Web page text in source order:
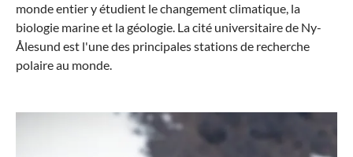
monde entier y étudient le changement climatique, la
biologie marine et la géologie. La cité universitaire de Ny-
Ålesund est l'une des principales stations de recherche
polaire au monde.